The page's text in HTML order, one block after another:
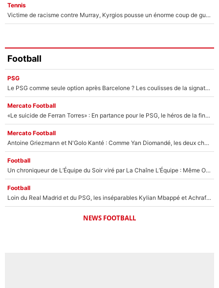
Tennis
Victime de racisme contre Murray, Kyrgios pousse un énorme coup de gueule !
Football
PSG
Le PSG comme seule option après Barcelone ? Les coulisses de la signature historique de Lionel Messi sont révélées au grand jour !
Mercato Football
«Le suicide de Ferran Torres» : En partance pour le PSG, le héros de la finale de la Coupe du monde s'attire les foudres de la presse espagnole !
Mercato Football
Antoine Griezmann et N'Golo Kanté : Comme Yan Diomandé, les deux champions du monde ont refusé de signer au PSG !
Football
Un chroniqueur de L’Équipe du Soir viré par La Chaîne L’Équipe : Même Olivier Ménard n’avait pas pu empêcher son départ, «je l’ai appris sur Twitter, je l’ai vécu assez mal»
Football
Loin du Real Madrid et du PSG, les inséparables Kylian Mbappé et Achraf Hakimi changent d'équipe le temps d'une journée !
NEWS FOOTBALL